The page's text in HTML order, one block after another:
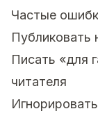
Частые
Публиковать
Писать «для
читателя